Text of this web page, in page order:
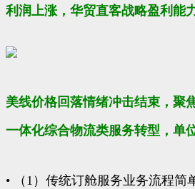
利润上涨，华贸直客战略盈利能
美线价格回落情绪冲击结束，聚
一体化综合物流类服务转型，单
• （1）传统订舱服务业务流程简